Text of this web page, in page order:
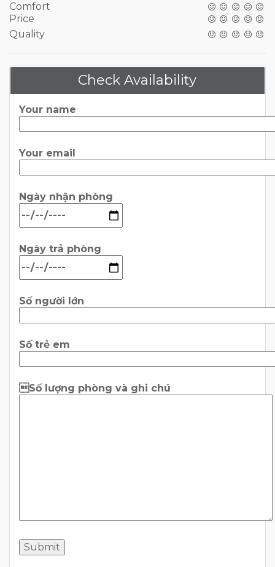
Comfort
Price
Quality
Check Availability
Your name
Your email
Ngày nhận phòng
Ngày trả phòng
Số người lớn
Số trẻ em
Số lượng phòng và ghi chú